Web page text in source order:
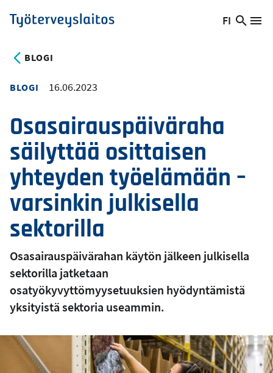
Hyppää
pääsisältöön
Työterveyslaitos
Vaihda
FI
Hae
BLOGI
BLOGI 16.06.2023
Osasairauspäiväraha
säilyttää osittaisen
yhteyden työelämään –
varsinkin julkisella
sektorilla
Osasairauspäivärahan käytön jälkeen julkisella
sektorilla jatketaan
osatyökyvyttömyysetuuksien hyödyntämistä
yksityistä sektoria useammin.